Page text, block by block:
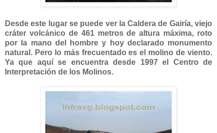
Desde este lugar se puede ver la Caldera de Gairía, viejo
cráter volcánico de 461 metros de altura máxima, roto
por la mano del hombre y hoy declarado monumento
natural. Pero lo más frecuentado es el molino de viento.
Ya que aquí se encuentra desde 1997 el Centro de
Interpretación de los Molinos.